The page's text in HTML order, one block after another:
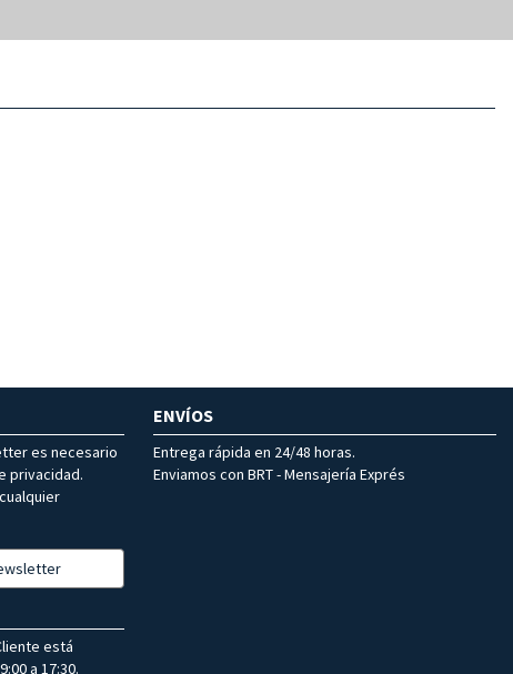
es necesario
privacidad.
ENVÍOS
Entrega rápida en 24/48 horas.
Enviamos con BRT - Mensajería Exprés
está
a 17:30.